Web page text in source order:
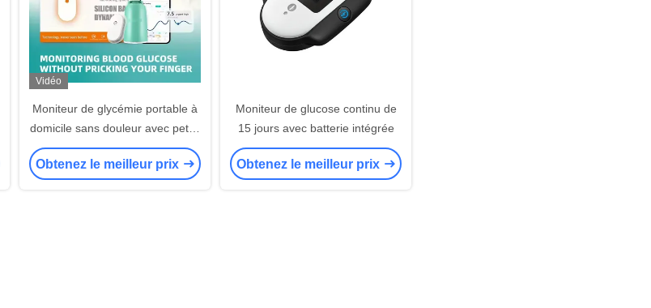
Vidéo
Moniteur de glycémie portable à
domicile sans douleur avec petite
transmission Bluetooth
Obtenez le meilleur prix
Moniteur de glucose continu de
15 jours avec batterie intégrée
Obtenez le meilleur prix